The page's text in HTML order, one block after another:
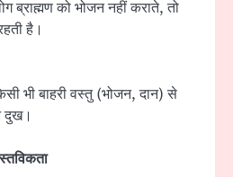
ब्राह्मण को भोजन नहीं कराते, तो
है।
भी बाहरी वस्तु (भोजन, दान) से
दुख।